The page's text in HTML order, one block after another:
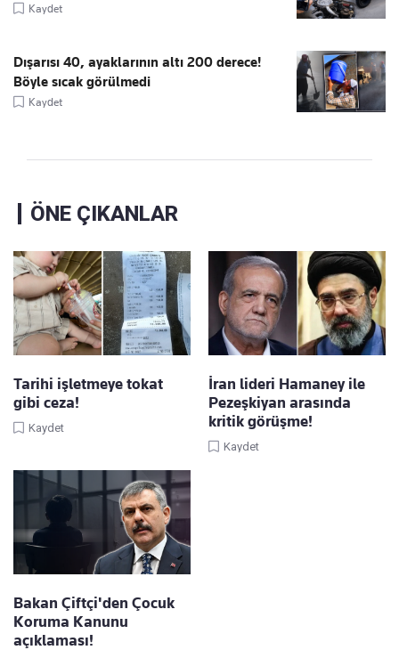
Kaydet
Dışarısı 40, ayaklarının altı 200 derece!
Böyle sıcak görülmedi
Kaydet
ÖNE ÇIKANLAR
Tarihi işletmeye tokat
gibi ceza!
Kaydet
İran lideri Hamaney ile
Pezeşkiyan arasında
kritik görüşme!
Kaydet
Bakan Çiftçi'den Çocuk
Koruma Kanunu
açıklaması!